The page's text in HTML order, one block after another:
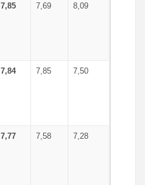
7,85 7,69 8,09
7,84 7,85 7,50
7,77 7,58 7,28